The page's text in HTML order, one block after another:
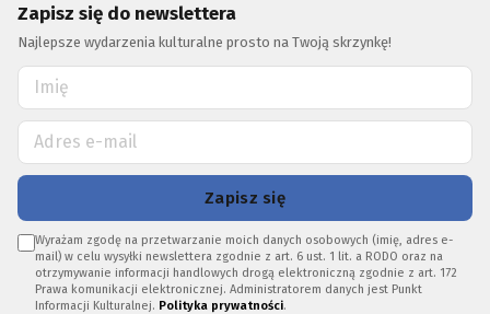
Zapisz się do newslettera
Najlepsze wydarzenia kulturalne prosto na Twoją skrzynkę!
Zapisz się
Wyrażam zgodę na przetwarzanie moich danych osobowych (imię, adres e-
mail) w celu wysyłki newslettera zgodnie z art. 6 ust. 1 lit. a RODO oraz na
otrzymywanie informacji handlowych drogą elektroniczną zgodnie z art. 172
Prawa komunikacji elektronicznej. Administratorem danych jest Punkt
Informacji Kulturalnej. Polityka prywatności.